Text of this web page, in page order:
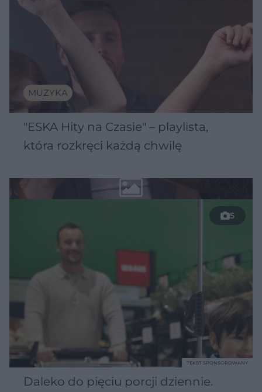
MUZYKA
"ESKA Hity na Czasie" – playlista,
która rozkręci każdą chwilę
5
Daleko do pięciu porcji dziennie.
TEKST SPONSOROWANY